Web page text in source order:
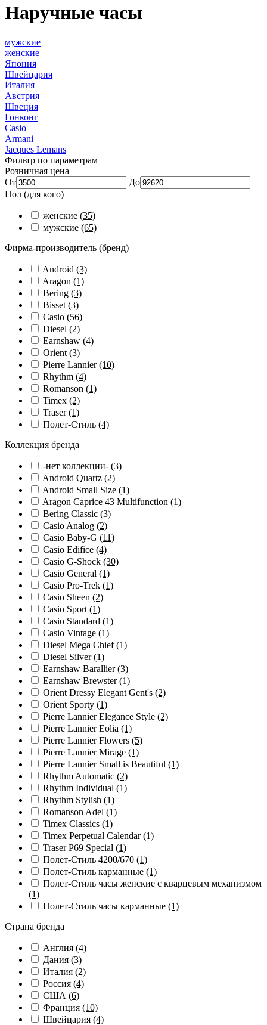
Наручные часы
мужские
женские
Япония
Швейцария
Италия
Австрия
Швеция
Гонконг
Casio
Armani
Jacques Lemans
Фильтр по параметрам
Розничная цена
От
До
Пол (для кого)
женские (35)
мужские (65)
Фирма-производитель (бренд)
Android (3)
Aragon (1)
Bering (3)
Bisset (3)
Casio (56)
Diesel (2)
Earnshaw (4)
Orient (3)
Pierre Lannier(10)
Rhythm (4)
Romanson (1)
Timex (2)
Traser(1)
Полет-Стиль (4)
Коллекция бренда
-нет коллекции- (3)
Android Quartz (2)
Android Small Size (1)
Aragon Caprice 43 Multifunction (1)
Bering Classic (3)
Casio Analog (2)
Casio Baby-G (11)
Casio Edifice (4)
Casio G-Shock (30)
Casio General (1)
Casio Pro-Trek (1)
Casio Sheen (2)
Casio Sport (1)
Casio Standard (1)
Casio Vintage (1)
Diesel Mega Chief(1)
Diesel Silver(1)
Earnshaw Barallier(3)
Earnshaw Brewster(1)
Orient Dressy Elegant Gent's (2)
Orient Sporty (1)
Pierre Lannier Elegance Style (2)
Pierre Lannier Eolia (1)
Pierre Lannier Flowers (5)
Pierre Lannier Mirage (1)
Pierre Lannier Small is Beautiful (1)
Rhythm Automatic (2)
Rhythm Individual (1)
Rhythm Stylish (1)
Romanson Adel (1)
Timex Classics (1)
Timex Perpetual Calendar(1)
Traser P69 Special (1)
Полет-Стиль 4200/670 (1)
Полет-Стиль карманные (1)
Полет-Стиль часы женские с кварцевым механизмом
(1)
Полет-Стиль часы карманные (1)
Страна бренда
Англия (4)
Дания (3)
Италия (2)
Россия (4)
США (6)
Франция (10)
Швейцария (4)